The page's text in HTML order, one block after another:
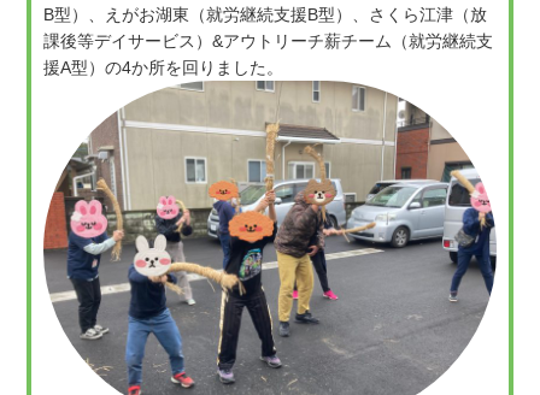
B型）、えがお湖東（就労継続支援B型）、さくら江津（放
課後等デイサービス）&アウトリーチ薪チーム（就労継続支
援A型）の4か所を回りました。